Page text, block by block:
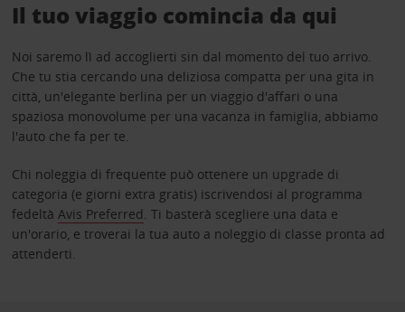
Il tuo viaggio comincia da qui
Noi saremo lì ad accoglierti sin dal momento del tuo arrivo.
Che tu stia cercando una deliziosa compatta per una gita in
città, un'elegante berlina per un viaggio d'affari o una
spaziosa monovolume per una vacanza in famiglia, abbiamo
l'auto che fa per te.
Chi noleggia di frequente può ottenere un upgrade di
categoria (e giorni extra gratis) iscrivendosi al programma
fedeltà Avis Preferred. Ti basterà scegliere una data e
un'orario, e troverai la tua auto a noleggio di classe pronta ad
attenderti.